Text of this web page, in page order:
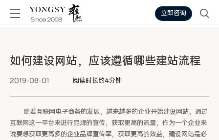
立即咨询
如何建设网站，应该遵循哪些建站流程
2019-08-01 阅读时长约4分钟
随着互联网电子商务的发展，越来越多的企业开始建设网站，通过
互联网这一平台来进行品牌的宣传，获取更高的流量，作为一个企业来
说要想获取更高多的企业品牌宣传率，获取更高的效益，建设网站是必